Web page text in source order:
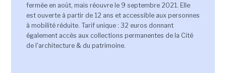
fermée en août, mais réouvre le 9 septembre 2021. Elle
est ouverte à partir de 12 ans et accessible aux personnes
à mobilité réduite. Tarif unique : 32 euros donnant
également accès aux collections permanentes de la Cité
de l'architecture & du patrimoine.